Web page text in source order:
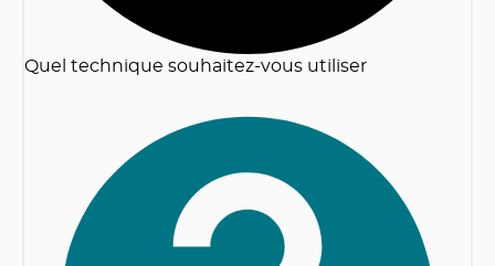
Quel technique souhaitez-vous utiliser